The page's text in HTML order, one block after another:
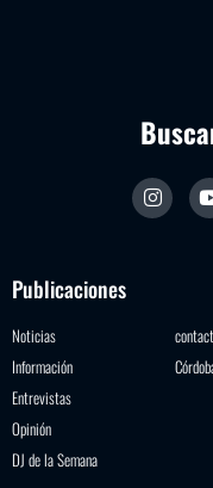
Publicaciones
Noticias
Información
Entrevistas
Opinión
DJ de la Semana